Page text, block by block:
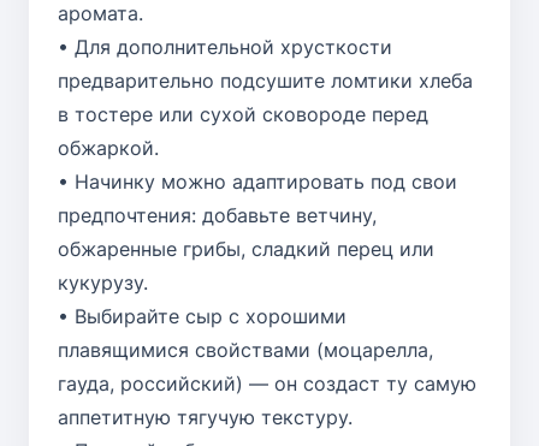
аромата.
• Для дополнительной хрусткости
предварительно подсушите ломтики хлеба
в тостере или сухой сковороде перед
обжаркой.
• Начинку можно адаптировать под свои
предпочтения: добавьте ветчину,
обжаренные грибы, сладкий перец или
кукурузу.
• Выбирайте сыр с хорошими
плавящимися свойствами (моцарелла,
гауда, российский) — он создаст ту самую
аппетитную тягучую текстуру.